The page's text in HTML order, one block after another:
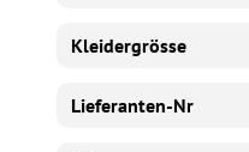
Kleidergrösse
Lieferanten-Nr